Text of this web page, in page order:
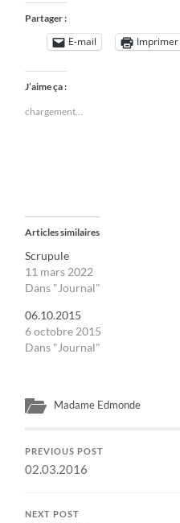
Partager :
E-mail Imprimer
J’aime ça :
chargement…
Articles similaires
Scrupule
11 mars 2022
Dans "Journal"
06.10.2015
6 octobre 2015
Dans "Journal"
Madame Edmonde
PREVIOUS POST
02.03.2016
NEXT POST